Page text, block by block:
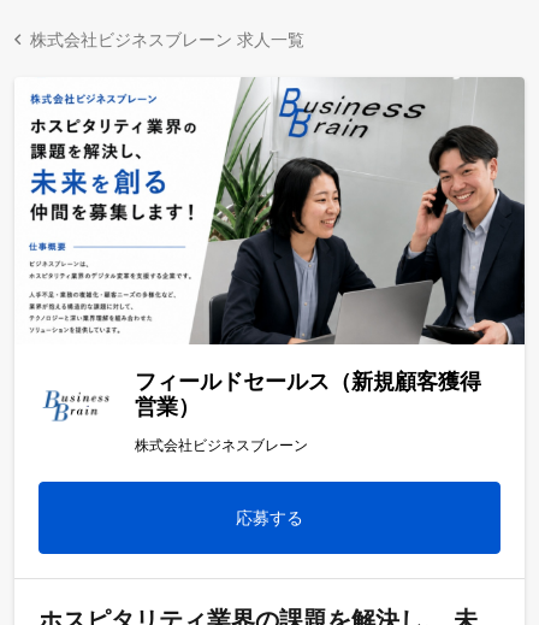
株式会社ビジネスブレーン 求人一覧
フィールドセールス（新規顧客獲得
営業）
株式会社ビジネスブレーン
応募する